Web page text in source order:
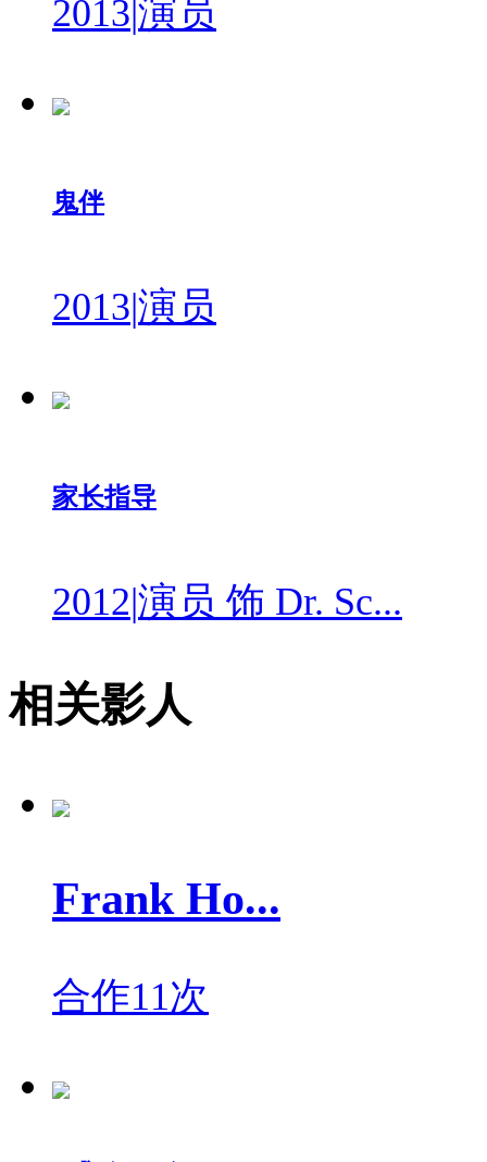
2013|演员
鬼伴
2013|演员
家长指导
2012|演员 饰 Dr. Sc...
相关影人
Frank Ho...
合作11次